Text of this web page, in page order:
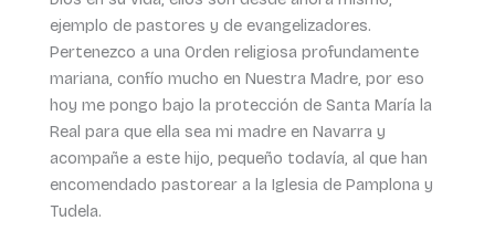
ejemplo de pastores y de evangelizadores.
Pertenezco a una Orden religiosa profundamente
mariana, confío mucho en Nuestra Madre, por eso
hoy me pongo bajo la protección de Santa María la
Real para que ella sea mi madre en Navarra y
acompañe a este hijo, pequeño todavía, al que han
encomendado pastorear a la Iglesia de Pamplona y
Tudela.